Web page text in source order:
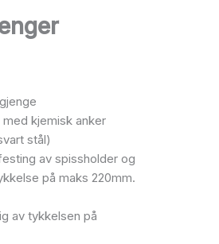
kjemisk anker
stål)
av spissholder og
på maks 220mm.
av tykkelsen på